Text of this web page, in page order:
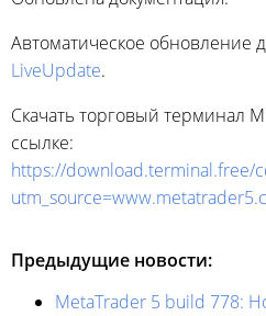
Автоматическое обновление
LiveUpdate.
Скачать торговый терминал
ссылке:
https://download.terminal.free/
Предыдущие новости:
MetaTrader 5 build 778: